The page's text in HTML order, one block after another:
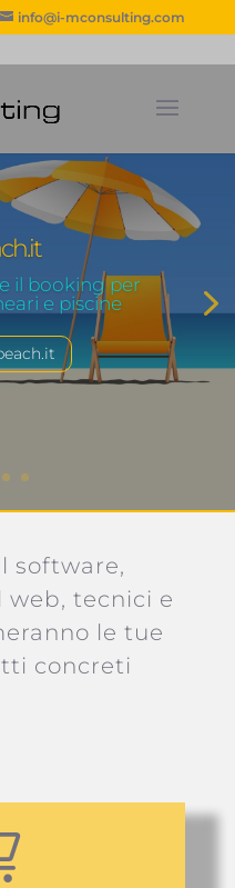
info@i-mconsulting.com
il booking per
e piscine
software,
web, tecnici e
le tue
concreti